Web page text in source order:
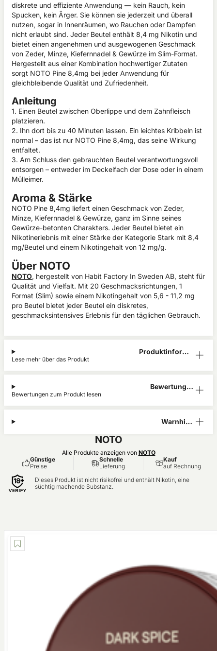
diskrete und effiziente Anwendung — kein Rauch, kein
Spucken, kein Ärger. Sie können sie jederzeit und überall
nutzen, sogar in Innenräumen, wo Rauchen oder Dampfen
nicht erlaubt sind. Jeder Beutel enthält 8,4 mg Nikotin und
bietet einen angenehmen und ausgewogenen Geschmack
von Zeder, Minze, Kiefernnadel & Gewürze im Slim-Format.
Hergestellt aus einer Kombination hochwertiger Zutaten
sorgt NOTO Pine 8,4mg bei jeder Anwendung für
gleichbleibende Qualität und Zufriedenheit.
Anleitung
1. Einen Beutel zwischen Oberlippe und dem Zahnfleisch
platzieren.
2. Ihn dort bis zu 40 Minuten lassen. Ein leichtes Kribbeln ist
normal – das ist nur NOTO Pine 8,4mg, das seine Wirkung
entfaltet.
3. Am Schluss den gebrauchten Beutel verantwortungsvoll
entsorgen – entweder im Deckelfach der Dose oder in einem
Mülleimer.
Aroma & Stärke
NOTO Pine 8,4mg liefert einen Geschmack von Zeder,
Minze, Kiefernnadel & Gewürze, ganz im Sinne seines
Gewürze-betonten Charakters. Jeder Beutel bietet ein
Nikotinerlebnis mit einer Stärke der Kategorie Stark mit 8,4
mg/Beutel und einem Nikotingehalt von 12 mg/g.
Über NOTO
NOTO, hergestellt von Habit Factory In Sweden AB, steht für
Qualität und Vielfalt. Mit 20 Geschmacksrichtungen, 1
Format (Slim) sowie einem Nikotingehalt von 5,6 - 11,2 mg
pro Beutel bietet jeder Beutel ein diskretes,
geschmacksintensives Erlebnis für den täglichen Gebrauch.
Produktinform
Lese mehr über das Produkt
Bewertunge
Bewertungen zum Produkt lesen
Warnhinw
NOTO
Alle Produkte anzeigen von NOTO
Günstige
Preise
Schnelle
Lieferung
Kauf
auf Rechnung
Dieses Produkt ist nicht risikofrei und enthält Nikotin, eine
süchtig machende Substanz.